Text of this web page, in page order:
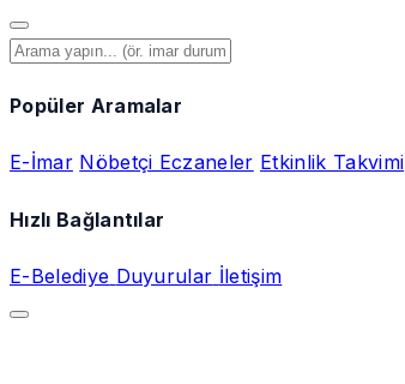
Popüler Aramalar
E-İmar Nöbetçi Eczaneler Etkinlik Takvimi
Hızlı Bağlantılar
E-Belediye Duyurular İletişim